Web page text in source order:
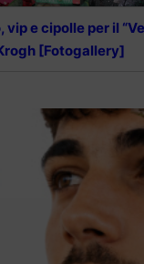
vip e cipolle per il
[Fotogallery]